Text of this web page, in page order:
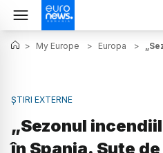
> My Europe > Europa >
ȘTIRI EXTERNE
„Sezonul